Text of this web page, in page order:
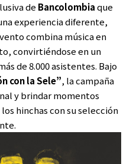
de Bancolombiaque
experiencia diferente,
combina música en
convirtiéndose en un
de 8.000 asistentes. Bajo
con la Sele”, la campaña
y brindar momentos
hinchas con su selección